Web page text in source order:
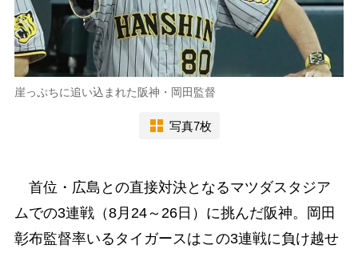
崖っぷちに追い込まれた阪神・岡田監督
写真7枚
首位・広島との直接対決となるマツダスタジア
ムでの3連戦（8月24～26日）に挑んだ阪神。岡田
彰布監督率いるタイガースはこの3連戦に負け越せ